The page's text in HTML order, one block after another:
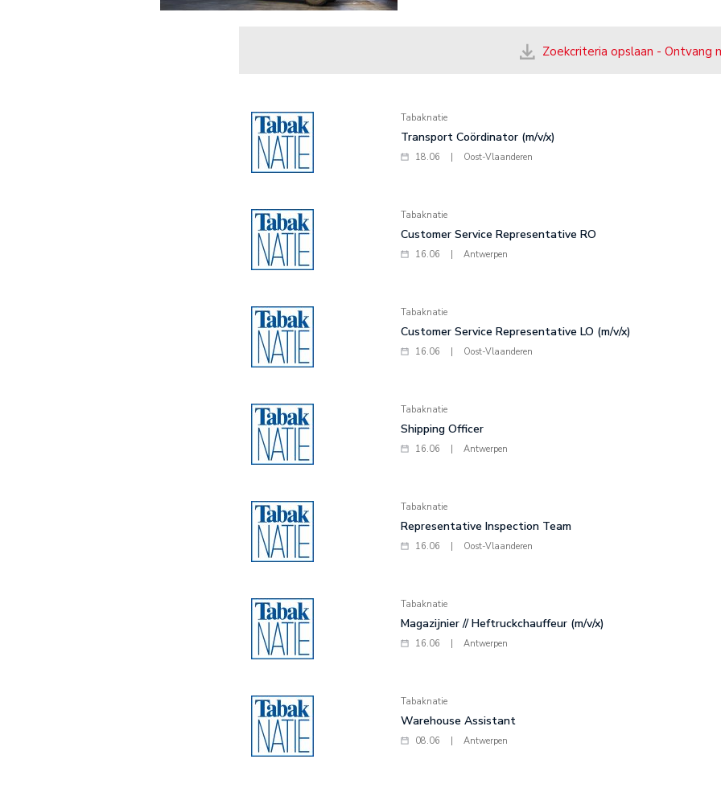
Zoekcriteria opslaan - Ontvang
Tabaknatie
Transport Coördinator (m/v/x)
18.06 Oost-Vlaanderen
Tabaknatie
Customer Service Representative RO
16.06 Antwerpen
Tabaknatie
Customer Service Representative LO (m/v/x)
16.06 Oost-Vlaanderen
Tabaknatie
Shipping Officer
16.06 Antwerpen
Tabaknatie
Representative Inspection Team
16.06 Oost-Vlaanderen
Tabaknatie
Magazijnier // Heftruckchauffeur (m/v/x)
16.06 Antwerpen
Tabaknatie
Warehouse Assistant
08.06 Antwerpen